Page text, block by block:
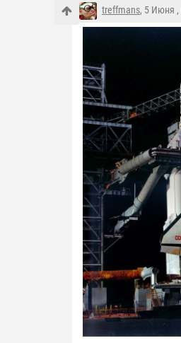
treffmans, 5 Июня ,